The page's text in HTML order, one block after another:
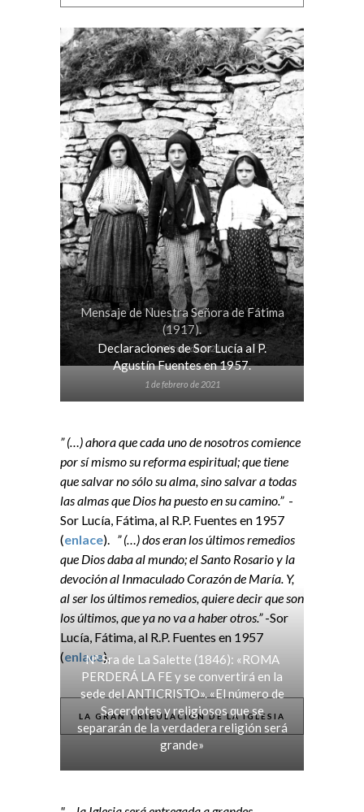
Mensaje de Nuestra Señora de Fátima
(1917).
2 de febrero de 2021
Declaraciones de Sor Lucía al P.
Agustín Fuentes en 1957.
1 de febrero de 2021
” (…) ahora que cada uno de nosotros comience
por sí mismo su reforma espiritual; que tiene
que salvar no sólo su alma, sino salvar a todas
las almas que Dios ha puesto en su camino.” -
Sor Lucía, Fátima, al R.P. Fuentes en 1957
(enlace). ” (…) dos eran los últimos remedios
que Dios daba al mundo; el Santo Rosario y la
devoción al Inmaculado Corazón de María. Y,
al ser los últimos remedios, quiere decir que son
los últimos, que ya no va a haber otros.”-Sor
Lucía, Fátima, al R.P. Fuentes en 1957
(enlace).
LA GRAN TRIBULACIÓN DE LA IGLESIA
Nª Sra de La Salette (1846): «ROMA
PERDERÁ LA FE y se convertirá en la
sede del ANTICRISTO». «El número de
Sacerdotes y religiosos que se
separarán de la verdadera religión será
grande»